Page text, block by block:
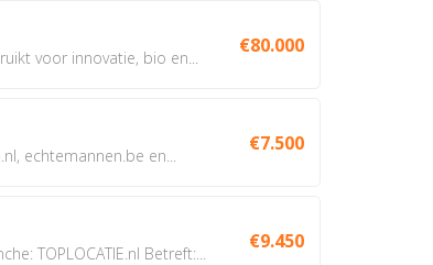
voor innovatie, bio en...
€80.000
echtemannen.be en...
€7.500
TOPLOCATIE.nl Betreft:...
€9.450